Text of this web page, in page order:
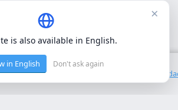
cookies de terceros. Política de
×
is also available in English.
in English Don't ask again